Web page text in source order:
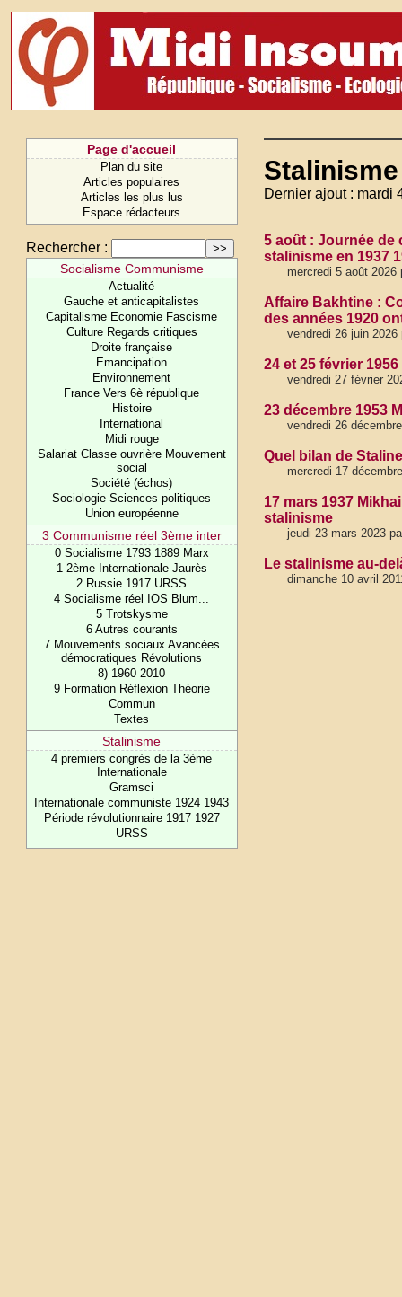
Page d'accueil
Plan du site
Articles populaires
Articles les plus lus
Espace rédacteurs
Rechercher :
Socialisme Communisme
Actualité
Gauche et anticapitalistes
Capitalisme Economie Fascisme
Culture Regards critiques
Droite française
Emancipation
Environnement
France Vers 6è république
Histoire
International
Midi rouge
Salariat Classe ouvrière Mouvement
social
Société (échos)
Sociologie Sciences politiques
Union européenne
3 Communisme réel 3ème inter
0 Socialisme 1793 1889 Marx
1 2ème Internationale Jaurès
2 Russie 1917 URSS
4 Socialisme réel IOS Blum...
5 Trotskysme
6 Autres courants
7 Mouvements sociaux Avancées
démocratiques Révolutions
8) 1960 2010
9 Formation Réflexion Théorie
Commun
Textes
Stalinisme
4 premiers congrès de la 3ème
Internationale
Gramsci
Internationale communiste 1924 1943
Période révolutionnaire 1917 1927
URSS
Stalinisme
Dernier ajout : mardi
5 août : Journée de
stalinisme en 1937
mercredi 5 août 2026
Affaire Bakhtine :
des années 1920
vendredi 26 juin
24 et 25 février
vendredi 27 février
23 décembre 1953
vendredi 26
Quel bilan de
mercredi 17
17 mars 1937
stalinisme
jeudi 23 mars 2023
Le stalinisme au-
dimanche 10 avril